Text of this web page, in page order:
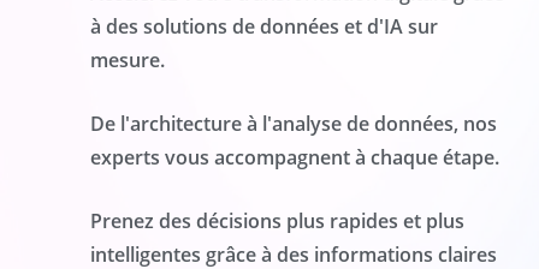
à des solutions de données et d'IA sur
mesure.
De l'architecture à l'analyse de données, nos
experts vous accompagnent à chaque étape.
Prenez des décisions plus rapides et plus
intelligentes grâce à des informations claires